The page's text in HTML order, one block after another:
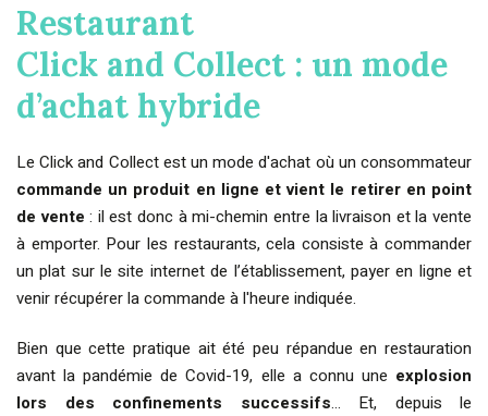
Restaurant
Click and Collect : un mode
d’achat hybride
Le Click and Collect est un mode d'achat où un consommateur
commande un produit en ligne et vient le retirer en point
de vente : il est donc à mi-chemin entre la livraison et la vente
à emporter. Pour les restaurants, cela consiste à commander
un plat sur le site internet de l’établissement, payer en ligne et
venir récupérer la commande à l'heure indiquée.
Bien que cette pratique ait été peu répandue en restauration
avant la pandémie de Covid-19, elle a connu une explosion
lors des confinements successifs… Et, depuis le